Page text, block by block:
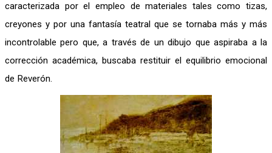
caracterizada por el empleo de materiales tales como tizas,
creyones y por una fantasía teatral que se tornaba más y más
incontrolable pero que, a través de un dibujo que aspiraba a la
corrección académica, buscaba restituir el equilibrio emocional
de Reverón.